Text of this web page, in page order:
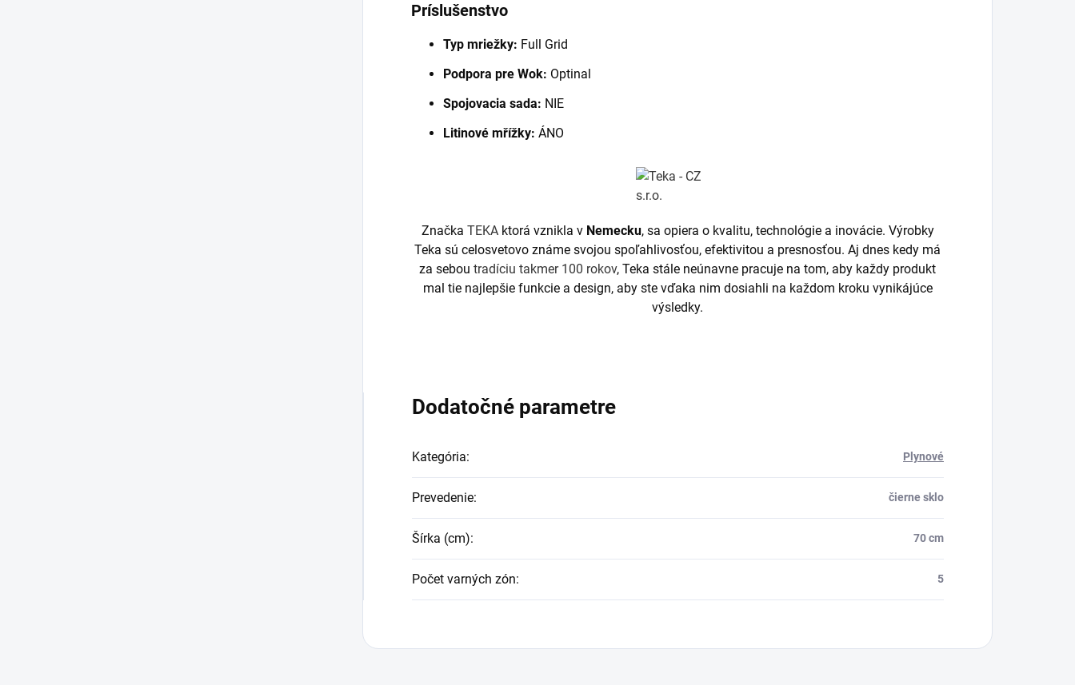
Príslušenstvo
Typ mriežky: Full Grid
Podpora pre Wok: Optinal
Spojovacia sada: NIE
Litinové mřížky: ÁNO
Značka TEKA ktorá vznikla v Nemecku, sa opiera o kvalitu, technológie a inovácie. Výrobky
Teka sú celosvetovo známe svojou spoľahlivosťou, efektivitou a presnosťou. Aj dnes kedy má
za sebou tradíciu takmer 100 rokov, Teka stále neúnavne pracuje na tom, aby každy produkt
mal tie najlepšie funkcie a design, aby ste vďaka nim dosiahli na každom kroku vynikájúce
výsledky.
Dodatočné parametre
Kategória: Plynové
Prevedenie: čierne sklo
Šírka (cm): 70 cm
Počet varných zón: 5